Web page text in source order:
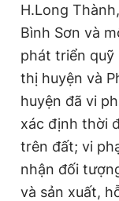
H.Long
Bình Sơn và
phát triển quỹ
thị huyện và
huyện đã vi
xác định thời
trên đất; vi
nhận đối
và sản xuất,